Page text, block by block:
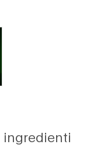
ingredienti